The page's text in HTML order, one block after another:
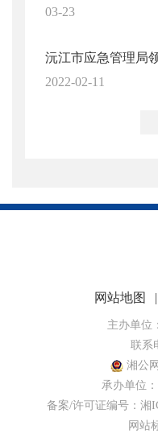
03-23
沅江市应急管理局
2022-02-11
网站地图 |
主办单位
联系
湘公
承办单位
备案/许可证编号：湘
网站